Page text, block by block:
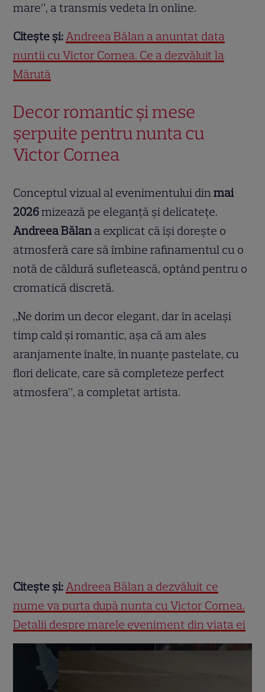
mare”, a transmis vedeta în online.
Citește și:Andreea Bălan a anunțat data
nunții cu Victor Cornea. Ce a dezvăluit la
Măruță
Decor romantic și mese
șerpuite pentru nunta cu
Victor Cornea
Conceptul vizual al evenimentului dinmai
2026mizează pe eleganță și delicatețe.
Andreea Bălan a explicat că își dorește o
atmosferă care să îmbine rafinamentul cu o
notă de căldură sufletească, optând pentru o
cromatică discretă.
„Ne dorim un decor elegant, dar în același
timp cald și romantic, așa că am ales
aranjamente înalte, în nuanțe pastelate, cu
flori delicate, care să completeze perfect
atmosfera”, a completat artista.
Citește și:Andreea Bălan a dezvăluit ce
nume va purta după nunta cu Victor Cornea.
Detalii despre marele eveniment din viața ei